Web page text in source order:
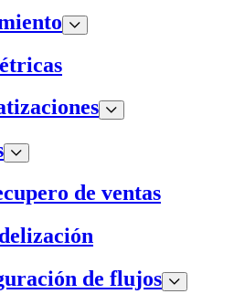
de ventas
de flujos